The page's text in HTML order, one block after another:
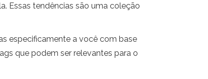
Essas tendências são uma coleção
especificamente a você com base
que podem ser relevantes para o